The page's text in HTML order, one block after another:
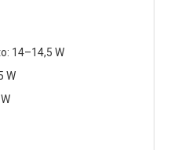
14–14,5 W
W